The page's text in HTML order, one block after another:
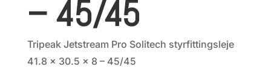
– 45/45
Tripeak Jetstream Pro Solitech styrfittingsleje
41.8 x 30.5 x 8 – 45/45